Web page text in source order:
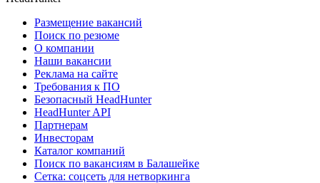
Размещение вакансий
Поиск по резюме
О компании
Наши вакансии
Реклама на сайте
Требования к ПО
Безопасный HeadHunter
HeadHunter API
Партнерам
Инвесторам
Каталог компаний
Поиск по вакансиям в Балашейке
Сетка: соцсеть для нетворкинга